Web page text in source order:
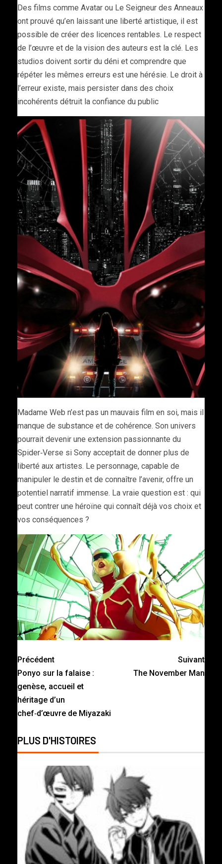
Des films comme Avatar ou Le Seigneur des Anneaux
ont prouvé qu’en laissant une liberté artistique, il est
possible de créer des licences rentables. Le respect
de l’œuvre et de la vision des auteurs est la clé. Les
studios doivent sortir du déni et comprendre que
répéter les mêmes erreurs est une hérésie. Le droit à
l’erreur existe, mais persister dans des choix
incohérents détruit la confiance du public
Madame Web n’est pas un mauvais film en soi, mais il
manque de substance et de cohérence. Son univers
pourrait devenir une extension passionnante du
Spider‑Verse si Sony acceptait de donner plus de
liberté aux artistes. Le personnage, capable de
manipuler le destin et de connaître l’avenir, offre un
potentiel narratif immense. La vraie question est : qui
peut contrer une héroïne qui connaît déjà vos choix et
vos conséquences ?
Précédent
Ponyo sur la falaise :
genèse, accueil et
héritage d’un
chef‑d’œuvre de Miyazaki
Suivant
The November Man
PLUS D'HISTOIRES